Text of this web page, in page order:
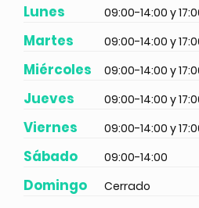
Lunes 09:00-14:00 y
Martes 09:00-14:00 y
Miércoles 09:00-14:00 y
Jueves 09:00-14:00 y
Viernes 09:00-14:00 y
Sábado 09:00-14:00
Domingo Cerrado